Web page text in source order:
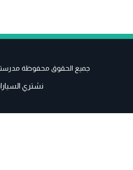
جميع الحقوق محفوظة مدرستي
نشتري